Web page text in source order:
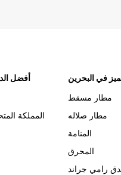
أفضل
المملكة
في البحرين
مطار مسقط
مطار صلاله
المنامة
المحرق
رامي جراند